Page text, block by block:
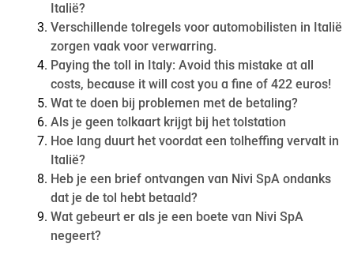
Italië?
Verschillende tolregels voor automobilisten in Italië
zorgen vaak voor verwarring.
Paying the toll in Italy: Avoid this mistake at all
costs, because it will cost you a fine of 422 euros!
Wat te doen bij problemen met de betaling?
Als je geen tolkaart krijgt bij het tolstation
Hoe lang duurt het voordat een tolheffing vervalt in
Italië?
Heb je een brief ontvangen van Nivi SpA ondanks
dat je de tol hebt betaald?
Wat gebeurt er als je een boete van Nivi SpA
negeert?